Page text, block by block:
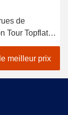
de
Tour Topflat
spécifications
meilleur prix